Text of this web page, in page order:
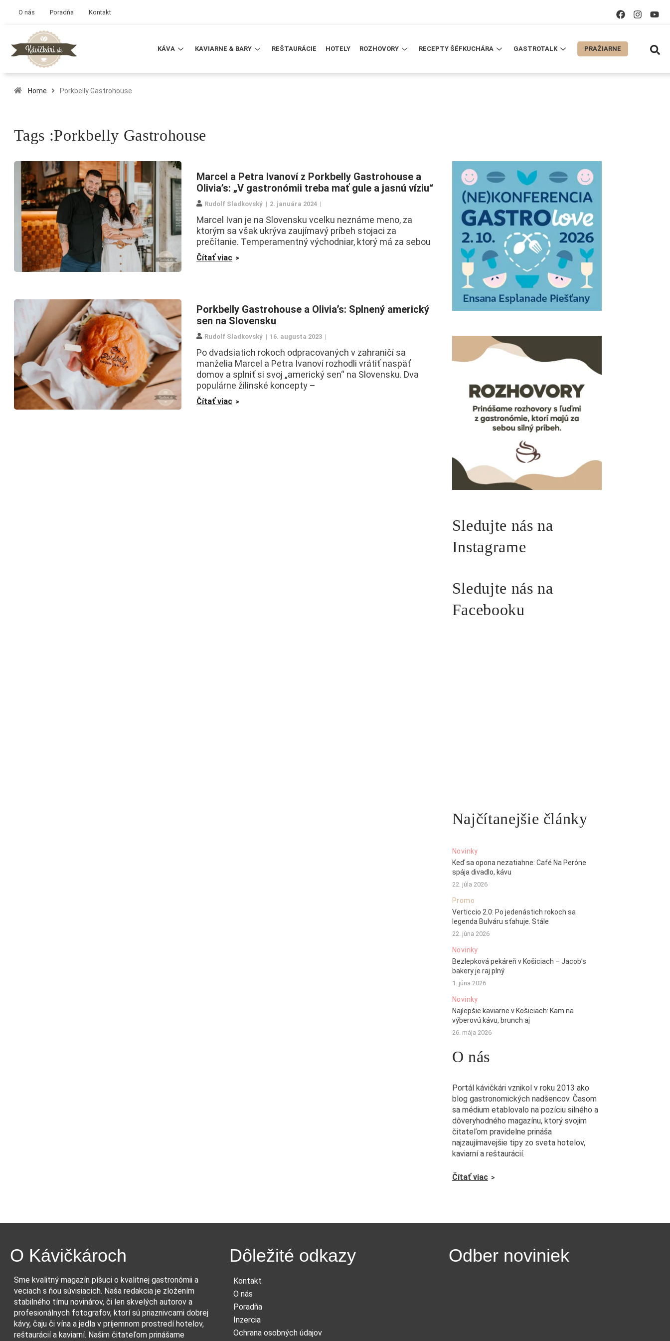
O nás Poradňa Kontakt
KÁVA KAVIARNE & BARY REŠTAURÁCIE HOTELY ROZHOVORY RECEPTY ŠÉFKUCHÁRA GASTROTALK PRAŽIARNE
Home Porkbelly Gastrohouse
Tags :Porkbelly Gastrohouse
Marcel a Petra Ivanoví z Porkbelly Gastrohouse a
Olivia’s: „V gastronómii treba mať gule a jasnú víziu“
Rudolf Sladkovský 2. januára 2024
Marcel Ivan je na Slovensku vcelku neznáme meno, za
ktorým sa však ukrýva zaujímavý príbeh stojaci za
prečítanie. Temperamentný východniar, ktorý má za sebou
Čítať viac
Porkbelly Gastrohouse a Olivia’s: Splnený americký
sen na Slovensku
Rudolf Sladkovský 16. augusta 2023
Po dvadsiatich rokoch odpracovaných v zahraničí sa
manželia Marcel a Petra Ivanoví rozhodli vrátiť naspäť
domov a splniť si svoj „americký sen“ na Slovensku. Dva
populárne žilinské koncepty –
Čítať viac
Sledujte nás na
Instagrame
Sledujte nás na
Facebooku
Najčítanejšie články
Novinky
Keď sa opona nezatiahne: Café Na Peróne
spája divadlo, kávu
22. júla 2026
Promo
Verticcio 2.0: Po jedenástich rokoch sa
legenda Bulváru sťahuje. Stále
22. júna 2026
Novinky
Bezlepková pekáreň v Košiciach – Jacob’s
bakery je raj plný
1. júna 2026
Novinky
Najlepšie kaviarne v Košiciach: Kam na
výberovú kávu, brunch aj
26. mája 2026
O nás
Portál kávičkári vznikol v roku 2013 ako
blog gastronomických nadšencov. Časom
sa médium etablovalo na pozíciu silného a
dôveryhodného magazínu, ktorý svojim
čitateľom pravidelne prináša
najzaujímavejšie tipy zo sveta hotelov,
kaviarní a reštaurácií.
Čítať viac
O Kávičkároch
Sme kvalitný magazín píšuci o kvalitnej gastronómii a
veciach s ňou súvisiacich. Naša redakcia je zložením
stabilného tímu novinárov, či len skvelých autorov a
profesionálnych fotografov, ktorí sú priaznivcami dobrej
kávy, čaju či vína a jedla v príjemnom prostredí hotelov,
reštaurácií a kaviarní. Našim čitateľom prinášame
Dôležité odkazy
Kontakt
O nás
Poradňa
Inzercia
Ochrana osobných údajov
Odber noviniek